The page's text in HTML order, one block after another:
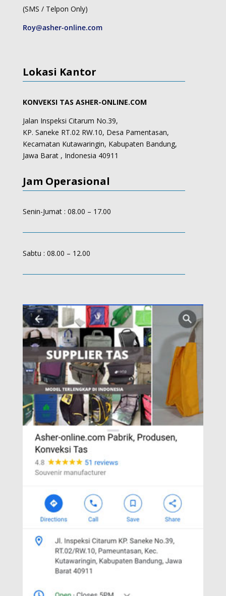
(SMS / Telpon Only)
Roy@asher-online.com
Lokasi Kantor
KONVEKSI TAS ASHER-ONLINE.COM
Jalan Inspeksi Citarum No.39,
KP. Saneke RT.02 RW.10, Desa Pamentasan,
Kecamatan Kutawaringin, Kabupaten Bandung,
Jawa Barat , Indonesia 40911
Jam Operasional
Senin-Jumat : 08.00 – 17.00
Sabtu : 08.00 – 12.00